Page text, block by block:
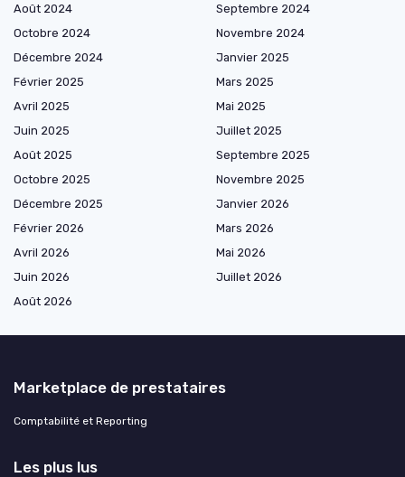
Août 2024
Septembre 2024
Octobre 2024
Novembre 2024
Décembre 2024
Janvier 2025
Février 2025
Mars 2025
Avril 2025
Mai 2025
Juin 2025
Juillet 2025
Août 2025
Septembre 2025
Octobre 2025
Novembre 2025
Décembre 2025
Janvier 2026
Février 2026
Mars 2026
Avril 2026
Mai 2026
Juin 2026
Juillet 2026
Août 2026
Marketplace de prestataires
Comptabilité et Reporting
Les plus lus